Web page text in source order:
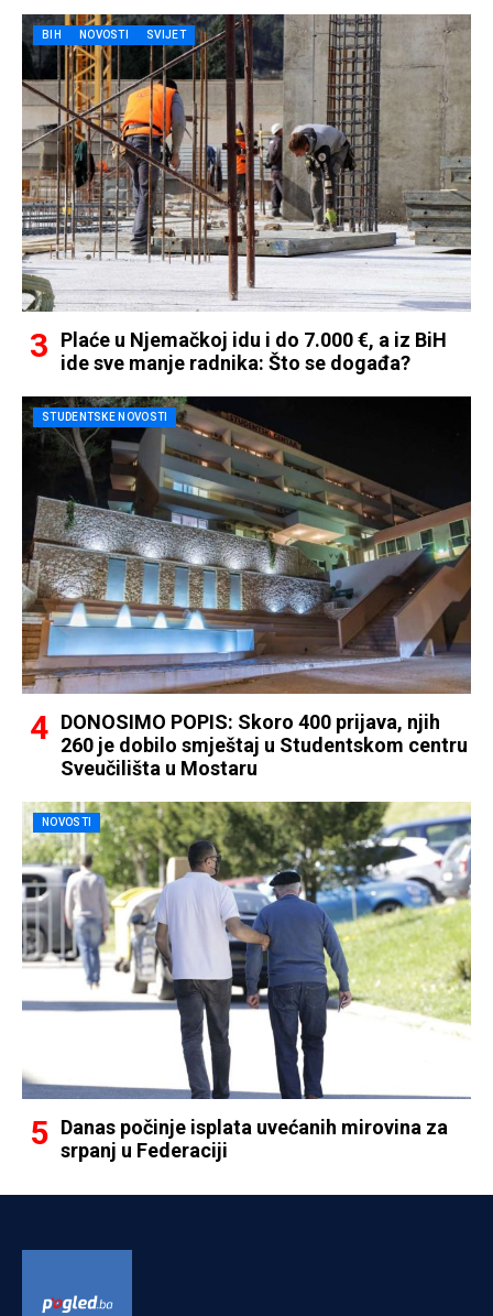
BIH NOVOSTI SVIJET
Plaće u Njemačkoj idu i do 7.000 €, a iz BiH
ide sve manje radnika: Što se događa?
STUDENTSKE NOVOSTI
DONOSIMO POPIS: Skoro 400 prijava, njih
260 je dobilo smještaj u Studentskom centru
Sveučilišta u Mostaru
NOVOSTI
Danas počinje isplata uvećanih mirovina za
srpanj u Federaciji